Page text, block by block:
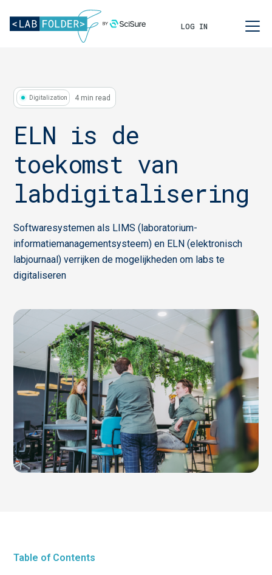
LOG IN
Digitalization 4 min read
ELN is de
toekomst van
labdigitalisering
Softwaresystemen als LIMS (laboratorium-
informatiemanagementsysteem) en ELN (elektronisch
labjournaal) verrijken de mogelijkheden om labs te
digitaliseren
Table of Contents